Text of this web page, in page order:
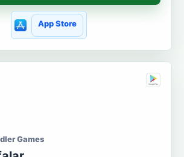
App Store
Games